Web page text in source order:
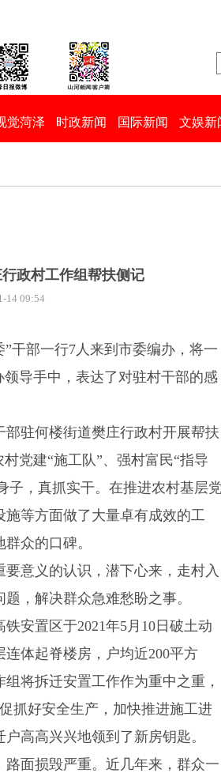
觉菏泽 时政新闻 国际新闻 文娱新
政村工作组帮扶侧记
14 09:54
干部一行7人来到市委编办，将一
导手中，表达了对驻村干部的感
驻何楼街道樊庄行政村开展帮扶
党建“施工队”、强村富民“指导
子，真抓实干。在推进农村基层
等方面做了大量卓有成效的工
众的口碑。
意义的认识，潜下心来，走村入
，解决群众急难愁盼之事。
安置区于2021年5月10日破土动
体起脊楼房，户均近200平方
将拆迁安置工作作为重中之重，
抓好安全生产，加快推进施工进
高高兴兴地领到了新房钥匙。
面损毁严重。近几年来，群众一